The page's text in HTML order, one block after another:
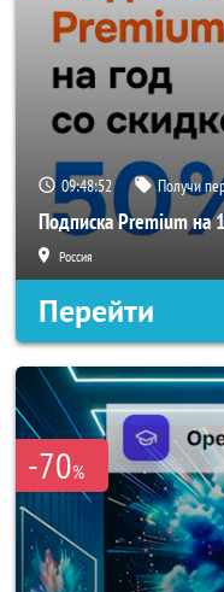
09:48:51 Получи
Подписка Premium на
Россия
Перейти
-70%